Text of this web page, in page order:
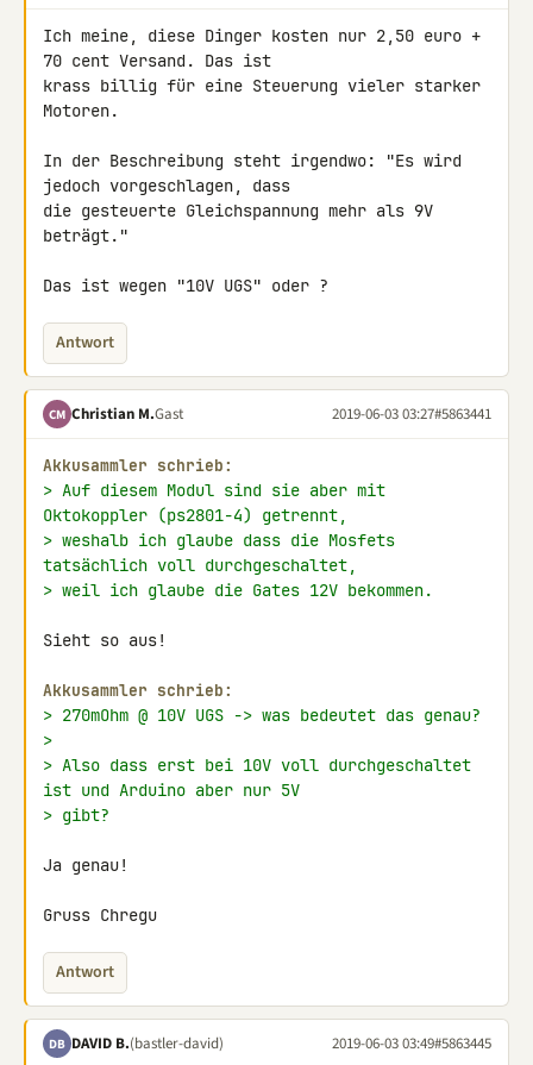
Ich meine, diese Dinger kosten nur 2,50 euro +
70 cent Versand. Das ist
krass billig für eine Steuerung vieler starker
Motoren.
In der Beschreibung steht irgendwo: "Es wird
jedoch vorgeschlagen, dass
die gesteuerte Gleichspannung mehr als 9V
beträgt."
Das ist wegen "10V UGS" oder ?
Antwort
CM Christian M.Gast 2019-06-03 03:27#5863441
Akkusammler schrieb:
> Auf diesem Modul sind sie aber mit
Oktokoppler (ps2801-4) getrennt,
> weshalb ich glaube dass die Mosfets
tatsächlich voll durchgeschaltet,
> weil ich glaube die Gates 12V bekommen.
Sieht so aus!
Akkusammler schrieb:
> 270mOhm @ 10V UGS -> was bedeutet das genau?
>
> Also dass erst bei 10V voll durchgeschaltet
ist und Arduino aber nur 5V
> gibt?
Ja genau!
Gruss Chregu
Antwort
DB DAVID B.(bastler-david) 2019-06-03 03:49#5863445